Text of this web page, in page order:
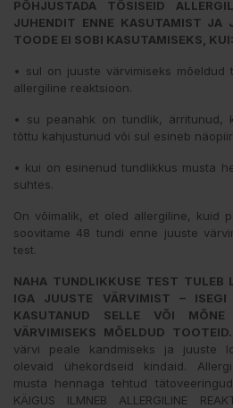
PÕHJUSTADA TÕSISEID
JUHENDIT ENNE KASUTAMIST JA
TOODE EI SOBI KASUTAMISEKS, KUI:
• sul on juuste värvimiseks mõeldud
allergiline reaktsioon.
• su peanahk on tundlik, ärritunud,
tõttu kahjustunud või sul esineb
• kui on esinenud tundlikkus musta
suhtes.
On võimalik, et oled allergiline, kuid
soovitame 48 tundi enne juuste
test.
NAHA TUNDLIKKUSE TEST TULEB
IGA JUUSTE VÄRVIMIST –
KASUTANUD SELLE VÕI
VÄRVIMISEKS MÕELDUD TOOTEID.
värvi peale kandmiseks ja juuste
olevaid ühekordseid kindaid.
musta hennaga tehtud tätoveeringud.
KÄIGUS ILMNEB ALLERGILINE